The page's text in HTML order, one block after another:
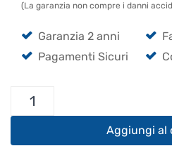
(La garanzia non compre i danni
Garanzia 2 anni
Pagamenti Sicuri
Electro
12
Aggiungi al